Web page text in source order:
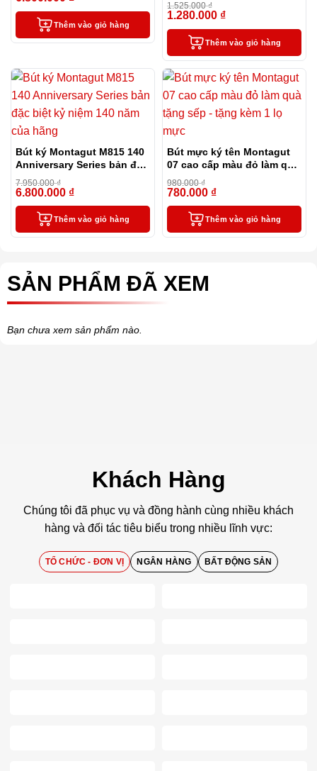
Thêm vào giỏ hàng
1.525.000₫
1.280.000 ₫
Thêm vào giỏ hàng
Bút ký Montagut M815 140
Anniversary Series bản đặc
biệt kỷ niệm 140 năm của
hãng
7.950.000₫
6.800.000 ₫
Thêm vào giỏ hàng
Bút mực ký tên Montagut
07 cao cấp màu đỏ làm quà
tặng sếp – tặng kèm 1 lọ
mực
980.000₫
780.000 ₫
Thêm vào giỏ hàng
SẢN PHẨM ĐÃ XEM
Bạn chưa xem sản phẩm nào.
Khách Hàng
Chúng tôi đã phục vụ và đồng hành cùng nhiều khách
hàng và đối tác tiêu biểu trong nhiều lĩnh vực:
TỔ CHỨC - ĐƠN VỊ NGÂN HÀNG BẤT ĐỘNG SẢN